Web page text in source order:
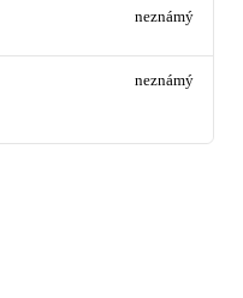
neznámý
neznámý